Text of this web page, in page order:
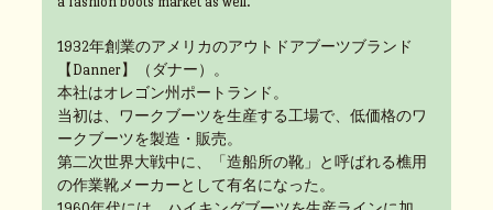
1932年創業のアメリカのアウトドアブーツブランド
【Danner】（ダナー）。
本社はオレゴン州ポートランド。
当初は、ワークブーツを生産する工場で、低価格のワ
ークブーツを製造・販売。
第二次世界大戦中に、「造船所の靴」と呼ばれる樵用
の作業靴メーカーとして有名になった。